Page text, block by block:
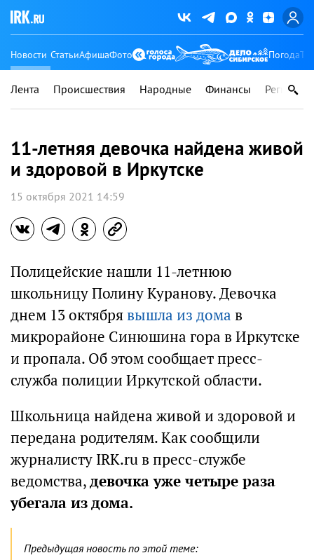
Новости СтатьиАфишаФото Погода
Лента Происшествия Народные Финансы Регионы
11-летняя девочка найдена живой
и здоровой в Иркутске
15 октября 2021 14:59
Полицейские нашли 11-летнюю
школьницу Полину Куранову. Девочка
днем 13 октябрявышла из дома в
микрорайоне Синюшина гора в Иркутске
и пропала. Об этом сообщает пресс-
служба полиции Иркутской области.
Школьница найдена живой и здоровой и
передана родителям. Как сообщили
журналисту IRK.ru в пресс-службе
ведомства,девочка уже четыре раза
убегала из дома.
Предыдущая новость по этой теме: